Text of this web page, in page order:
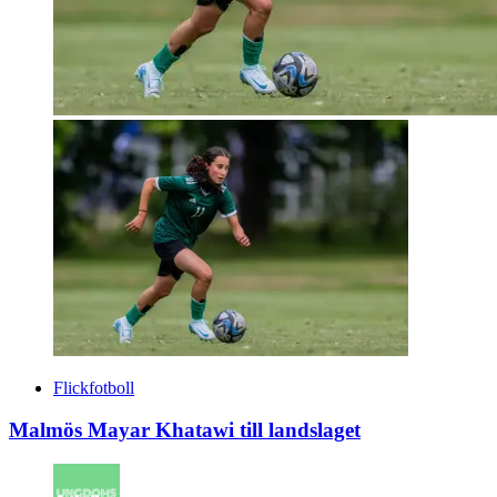
Flickfotboll
Malmös Mayar Khatawi till landslaget